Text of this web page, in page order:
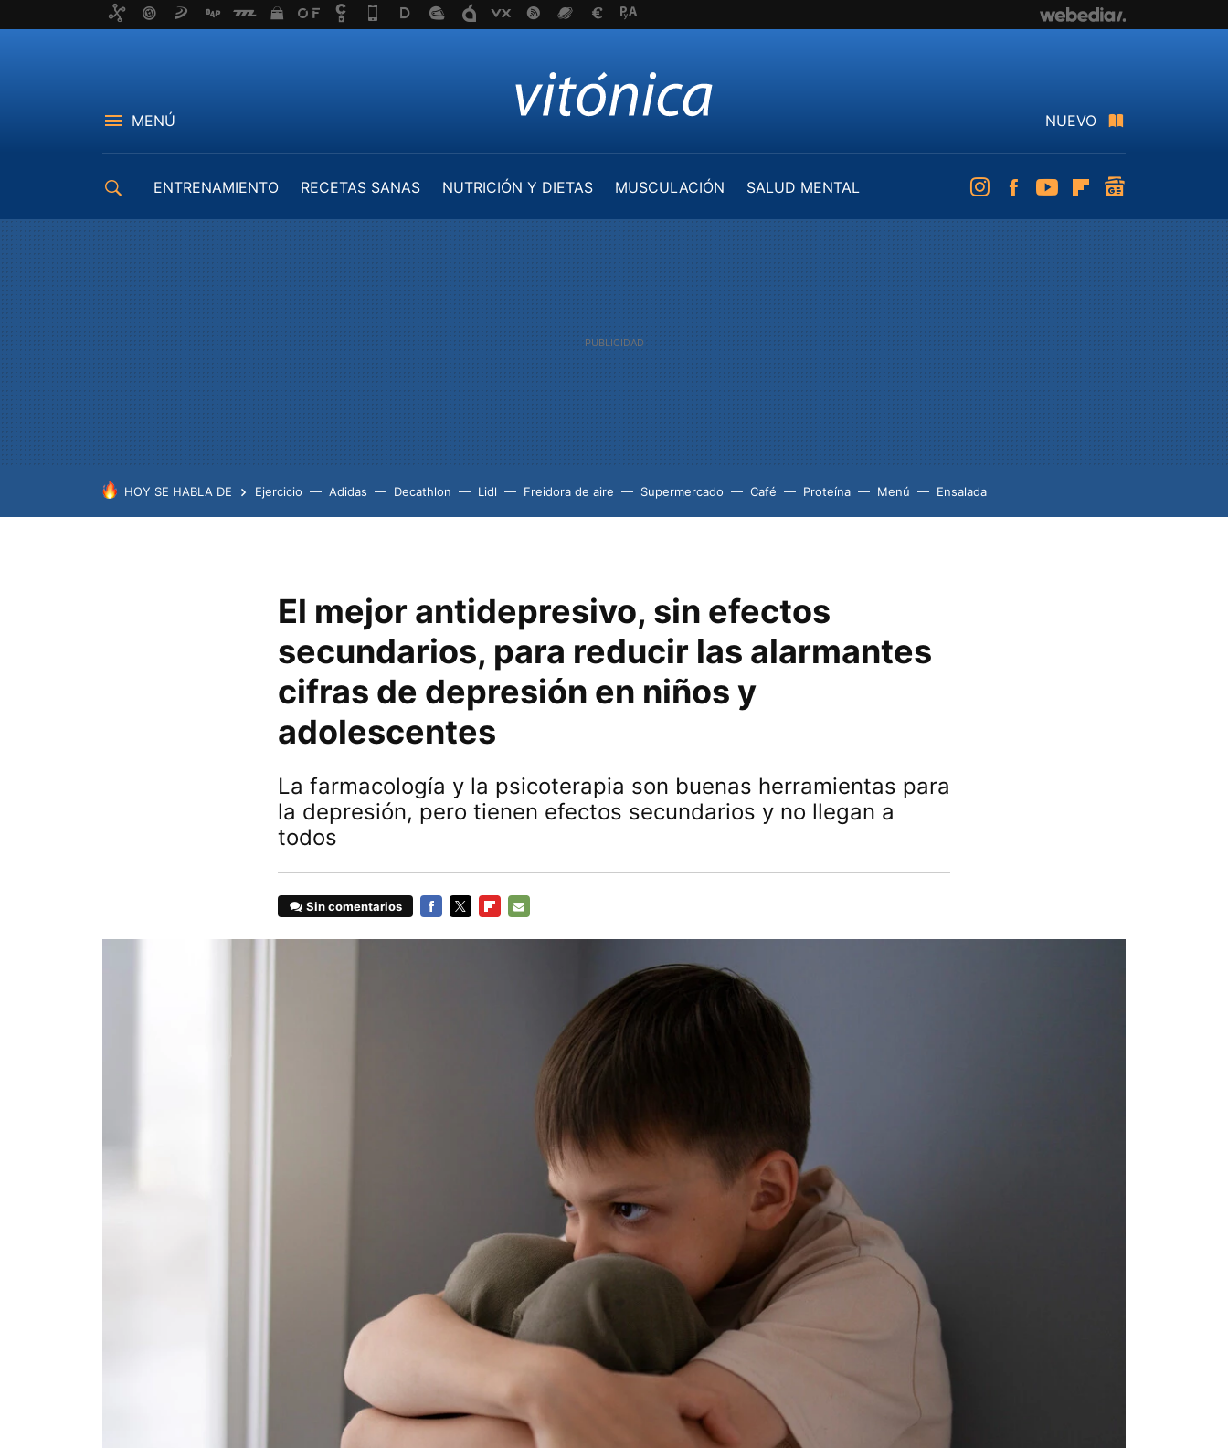
MENÚ NUEVO
ENTRENAMIENTO RECETAS SANAS NUTRICIÓN Y DIETAS MUSCULACIÓN
SALUD MENTAL
InstagramFacebookYoutubeFlipboard
HOY SE HABLA DE Ejercicio Adidas Decathlon Lidl Freidora de aire Supermercado Café Proteína Menú Ensalada
El mejor antidepresivo, sin efectos
secundarios, para reducir las alarmantes
cifras de depresión en niños y
adolescentes
La farmacología y la psicoterapia son buenas herramientas para
la depresión, pero tienen efectos secundarios y no llegan a
todos
Sin comentarios